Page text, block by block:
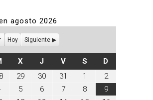
agosto 2026
Hoy Siguiente
MARTES
XMIÉRCOLES
J JUEVES
VVIERNES
SSÁBADO
D
julio
29julio
30julio
31 1
agosto
2026
2agosto
2,
2026
agosto
4,
5agosto
5,
6agosto
6,
7agosto
7,
8agosto
8,
9agosto
9,